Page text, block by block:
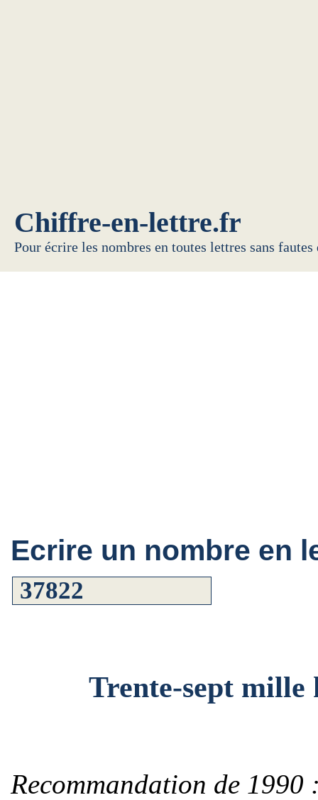
Chiffre-en-lettre.fr
Pour écrire les nombres en toutes lettres sans
Ecrire un nombre en
Trente-sept mille
Recommandation de 1990